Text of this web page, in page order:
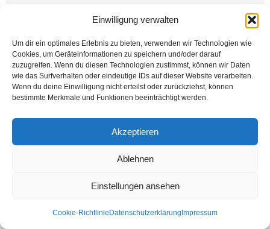
Einwilligung verwalten
Um dir ein optimales Erlebnis zu bieten, verwenden wir Technologien wie
Cookies, um Geräteinformationen zu speichern und/oder darauf
zuzugreifen. Wenn du diesen Technologien zustimmst, können wir Daten
wie das Surfverhalten oder eindeutige IDs auf dieser Website verarbeiten.
Wenn du deine Einwilligung nicht erteilst oder zurückziehst, können
bestimmte Merkmale und Funktionen beeinträchtigt werden.
Akzeptieren
Ablehnen
Einstellungen ansehen
Cookie-Richtlinie Datenschutzerklärung Impressum
Edebiyatımızda olayların içinden doğan şiirler, o olay ve konu istikametinde
farklı bir renk ortaya koyarlar. Bu edebiyatımızın konu zenginliği ve ifade
gücümüzün genişliği sayılmalıdır....
Weiterlesen